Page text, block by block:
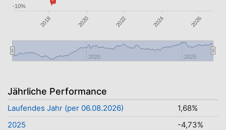
2018 2020 2022 2024 2026
2020 2025
-10%
Jährliche Performance
Laufendes Jahr (per 06.08.2026)
1,68%
2025
-4,73%